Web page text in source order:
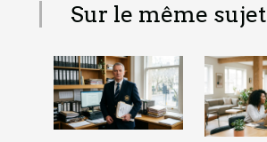
Sur le même sujet